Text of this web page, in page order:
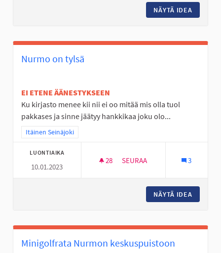
NÄYTÄ IDEA
Nurmo on tylsä
EI ETENE ÄÄNESTYKSEEN
Ku kirjasto menee kii nii ei oo mitää mis olla tuol
pakkases ja sinne jäätyy hankkikaa joku olo...
Rajaa tulokset teeman mukaan: Itäinen Seinäjoki
Itäinen Seinäjoki
LUONTIAIKA
10.01.2023
28 28 SEURAAJAA
SEURAA 3
NÄYTÄ IDEA
Minigolfrata Nurmon keskuspuistoon